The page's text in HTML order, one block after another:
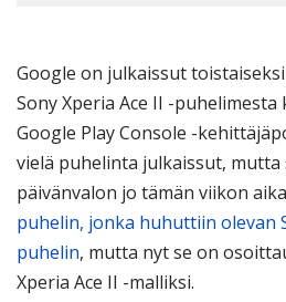
Google on julkaissut
Sony Xperia Ace II -
Google Play Console -
vielä puhelinta julkaissut, mutta
päivänvalon jo tämän viikon
puhelin, jonka huhuttiin olevan
puhelin, mutta nyt se on
Xperia Ace II -malliksi.